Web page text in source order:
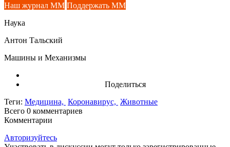
Наш журнал ММ Поддержать ММ
Наука
Антон Тальский
Машины и Механизмы
Поделиться
Теги: Медицина, Коронавирус, Животные
Всего 0 комментариев
Комментарии
Авторизуйтесь